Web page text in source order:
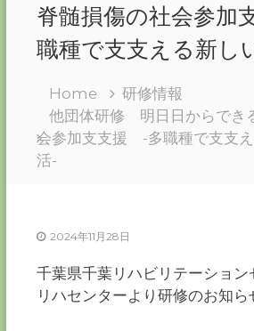
ソ
ー
シ
ル
ワ
ー
カ
－
な
ぐ
脊髄損傷の社会参
職種で支支える新し
Home
研修情報
他団体研修 明日日からでき
会参加支支援 -多職種で支支
活-
2024年11月28日
千葉県千葉リハビリテーショ
リハセンターより研修のお知ら